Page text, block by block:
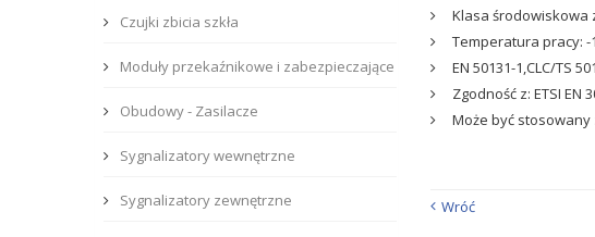
Klasa środowiskowa
Temperatura pracy: -
EN 50131-1,CLC/TS
Zgodność z: ETSI EN
Może być stosowany
Wróć
Czujki zbicia szkła
Moduły przekaźnikowe i zabezpieczające
Obudowy - Zasilacze
Sygnalizatory wewnętrzne
Sygnalizatory zewnętrzne